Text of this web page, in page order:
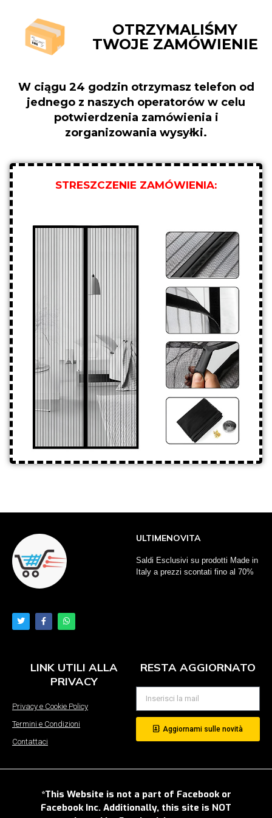
OTRZYMALIŚMY
TWOJE ZAMÓWIENIE
W ciągu 24 godzin otrzymasz telefon od
jednego z naszych operatorów w celu
potwierdzenia zamówienia i
zorganizowania wysyłki.
STRESZCZENIE ZAMÓWIENIA:
ULTIMENOVITA
Saldi Esclusivi su prodotti Made in
Italy a prezzi scontati fino al 70%
LINK UTILI ALLA
PRIVACY
Privacy e Cookie Policy
Termini e Condizioni
Contattaci
RESTA AGGIORNATO
Aggiornami sulle novità
*This Website is not a part of Facebook or
Facebook Inc. Additionally, this site is NOT